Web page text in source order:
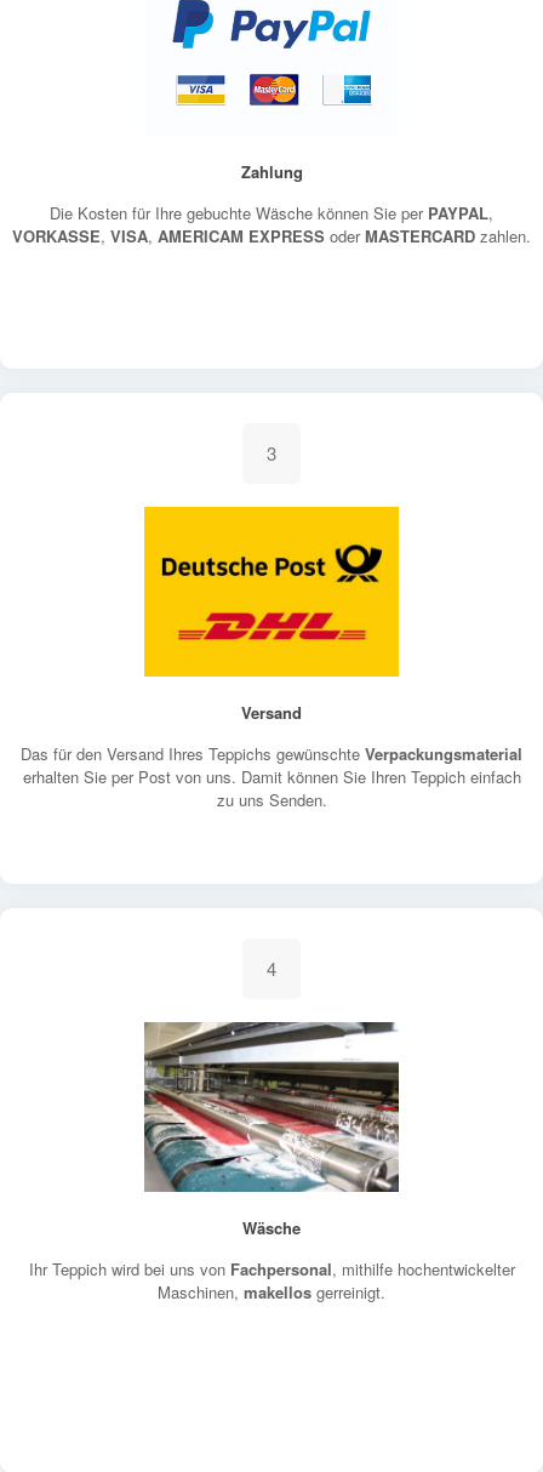
Zahlung
Die Kosten für Ihre gebuchte Wäsche können Sie per PAYPAL,
VORKASSE, VISA, AMERICAM EXPRESS oderMASTERCARD zahlen.
3
Versand
Das für den Versand Ihres Teppichs gewünschte Verpackungsmaterial
erhalten Sie per Post von uns. Damit können Sie Ihren Teppich einfach
zu uns Senden.
4
Wäsche
Ihr Teppich wird bei uns von Fachpersonal, mithilfe hochentwickelter
Maschinen, makellos gerreinigt.